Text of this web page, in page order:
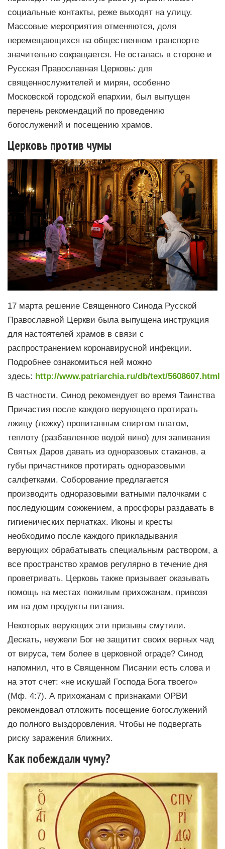
социальные контакты, реже выходят на улицу.
Массовые мероприятия отменяются, доля
перемещающихся на общественном транспорте
значительно сокращается. Не осталась в стороне и
Русская Православная Церковь: для
священнослужителей и мирян, особенно
Московской городской епархии, был выпущен
перечень рекомендаций по проведению
богослужений и посещению храмов.
Церковь против чумы
17 марта решение Священного Синода Русской
Православной Церкви была выпущена инструкция
для настоятелей храмов в связи с
распространением коронавирусной инфекции.
Подробнее ознакомиться ней можно
здесь: http://www.patriarchia.ru/db/text/5608607.html
В частности, Синод рекомендует во время Таинства
Причастия после каждого верующего протирать
лжицу (ложку) пропитанным спиртом платом,
теплоту (разбавленное водой вино) для запивания
Святых Даров давать из одноразовых стаканов, а
губы причастников протирать одноразовыми
салфетками. Соборование предлагается
производить одноразовыми ватными палочками с
последующим сожжением, а просфоры раздавать в
гигиенических перчатках. Иконы и кресты
необходимо после каждого прикладывания
верующих обрабатывать специальным раствором, а
все пространство храмов регулярно в течение дня
проветривать. Церковь также призывает оказывать
помощь на местах пожилым прихожанам, привозя
им на дом продукты питания.
Некоторых верующих эти призывы смутили.
Дескать, неужели Бог не защитит своих верных чад
от вируса, тем более в церковной ограде? Синод
напомнил, что в Священном Писании есть слова и
на этот счет: «не искушай Господа Бога твоего»
(Мф. 4:7). А прихожанам с признаками ОРВИ
рекомендовал отложить посещение богослужений
до полного выздоровления. Чтобы не подвергать
риску заражения ближних.
Как побеждали чуму?